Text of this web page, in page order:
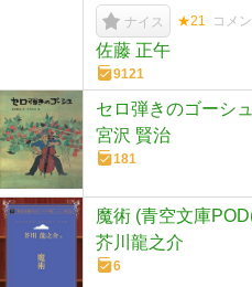
ナイス ★21 コメ
佐藤 正午
9121
セロ弾きのゴーシ
宮沢 賢治
181
魔術 (青空文庫
芥川龍之介
6